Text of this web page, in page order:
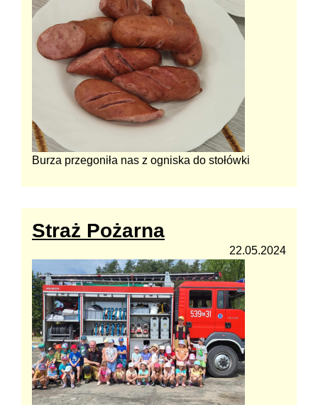
Burza przegoniła nas z ogniska do stołówki
Straż Pożarna
22.05.2024